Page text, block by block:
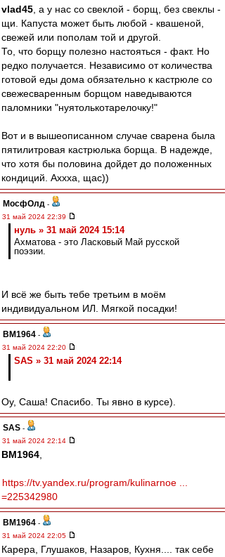
vlad45 , а у нас со свеклой - борщ, без свеклы -
щи. Капуста может быть любой - квашеной,
свежей или пополам той и другой.
То, что борщу полезно настояться - факт. Но
редко получается. Независимо от количества
готовой еды дома обязательно к кастрюле со
свежесваренным борщом наведываются
паломники "нуятолькотарелочку!"
Вот и в вышеописанном случае сварена была
пятилитровая кастрюлька борща. В надежде,
что хотя бы половина дойдет до положенных
кондиций. Аххха, щас))
МосфОлд -
31 май 2024 22:39
нуль » 31 май 2024 15:14
Ахматова - это Ласковый Май русской
поэзии.
И всё же быть тебе третьим в моём
индивидуальном ИЛ. Мягкой посадки!
BM1964 -
31 май 2024 22:20
SAS » 31 май 2024 22:14
Оу, Саша! Спасибо. Ты явно в курсе).
SAS -
31 май 2024 22:14
BM1964
https://tv.yandex.ru/program/kulinarnoe ...
=225342980
BM1964 -
31 май 2024 22:05
Карера, Глушаков, Назаров, Кухня.... так себе